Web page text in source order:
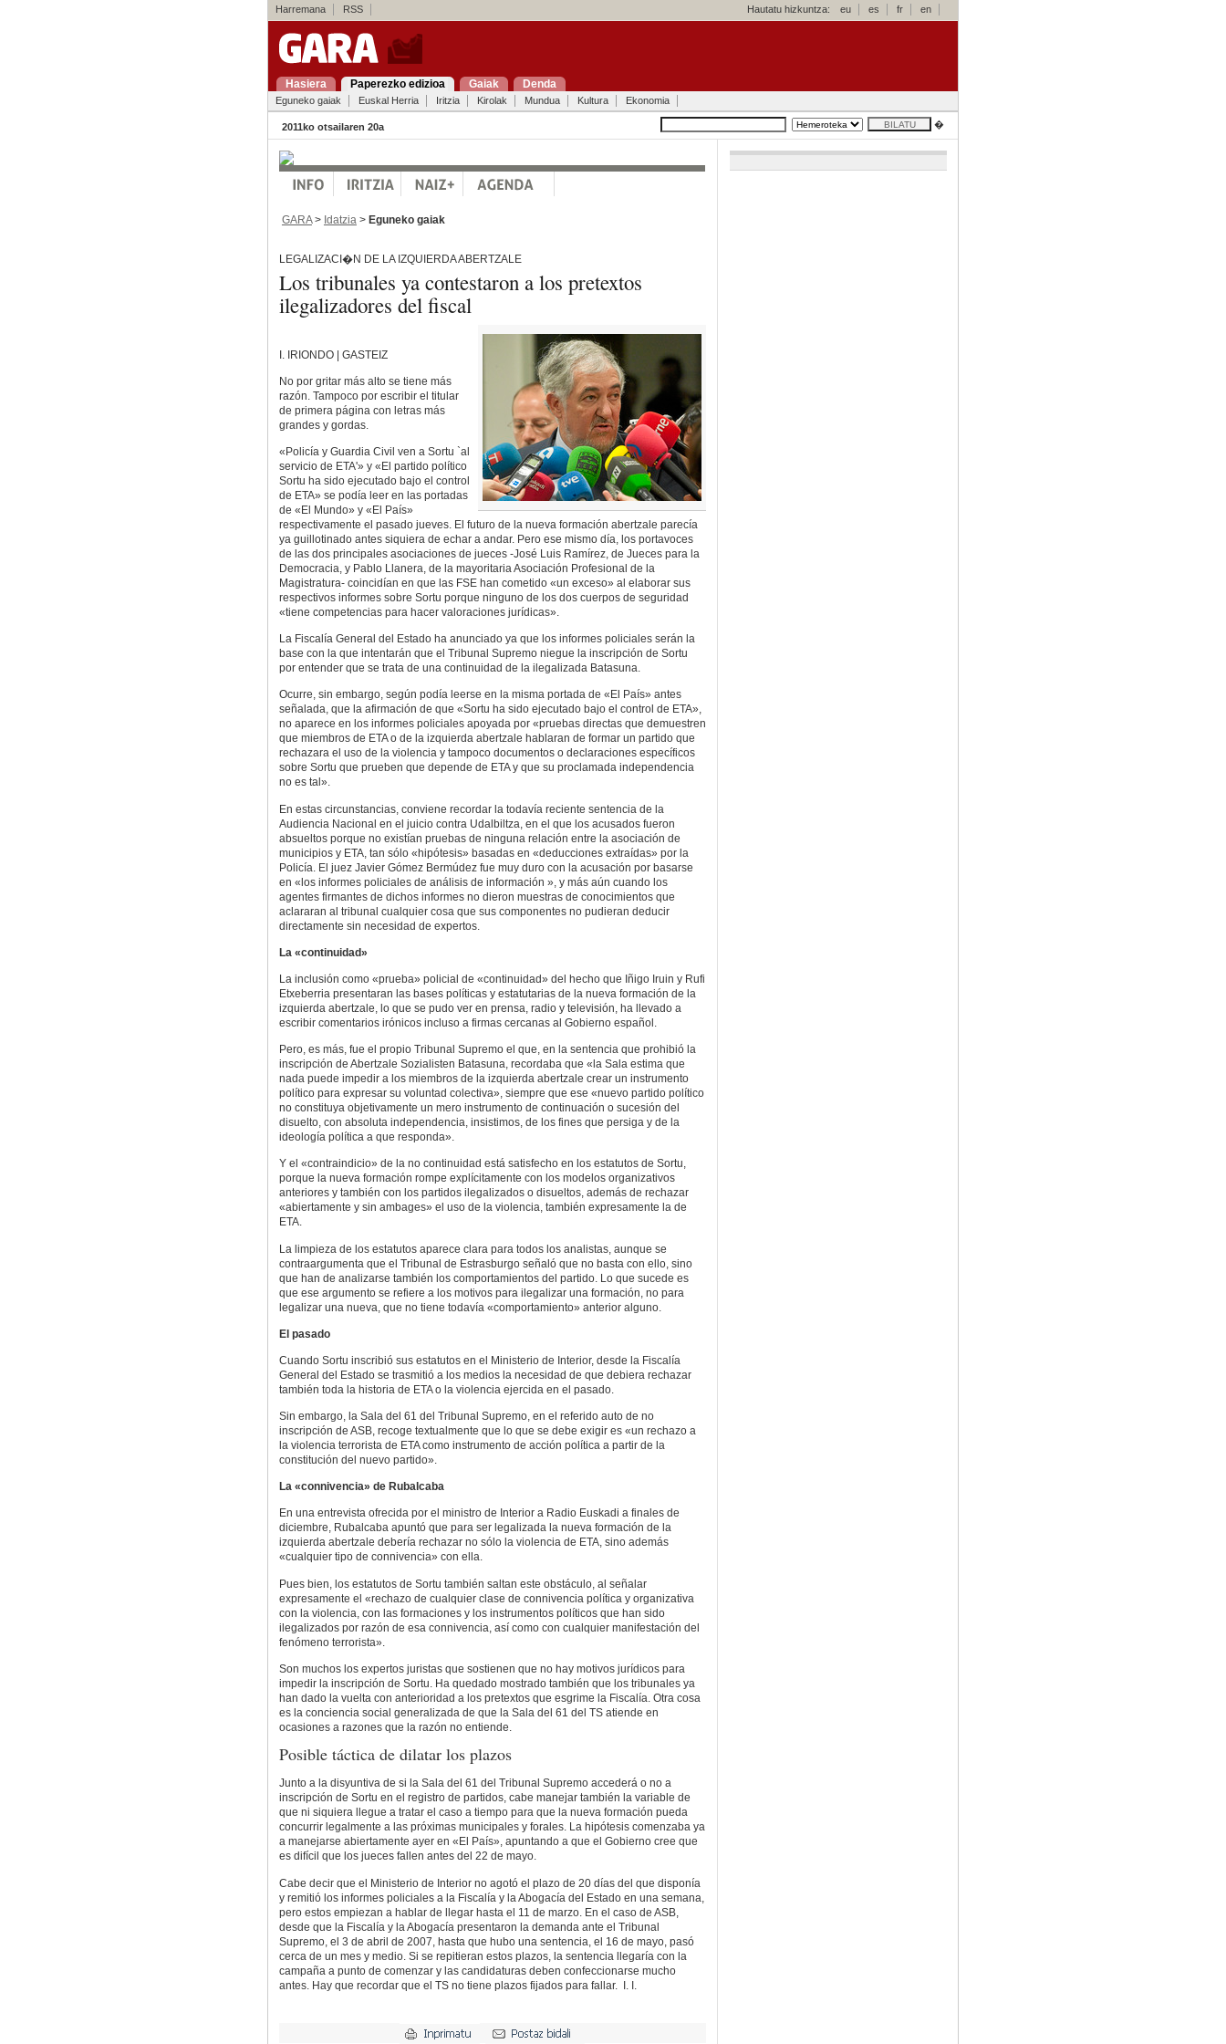
Harremana RSS Hautatu hizkuntza: eu es fr en
Hasiera Paperezko edizioa Gaiak Denda
Eguneko gaiak Euskal Herria Iritzia Kirolak Mundua Kultura Ekonomia
2011ko otsailaren 20a �
GARA> Idatzia > Eguneko gaiak
LEGALIZACI�N DE LA IZQUIERDA ABERTZALE
Los tribunales ya contestaron a los pretextos
ilegalizadores del fiscal
I. IRIONDO | GASTEIZ
No por gritar más alto se tiene más
razón. Tampoco por escribir el titular
de primera página con letras más
grandes y gordas.
«Policía y Guardia Civil ven a Sortu `al
servicio de ETA'» y «El partido político
Sortu ha sido ejecutado bajo el control
de ETA» se podía leer en las portadas
de «El Mundo» y «El País»
respectivamente el pasado jueves. El futuro de la nueva formación abertzale parecía
ya guillotinado antes siquiera de echar a andar. Pero ese mismo día, los portavoces
de las dos principales asociaciones de jueces -José Luis Ramírez, de Jueces para la
Democracia, y Pablo Llanera, de la mayoritaria Asociación Profesional de la
Magistratura- coincidían en que las FSE han cometido «un exceso» al elaborar sus
respectivos informes sobre Sortu porque ninguno de los dos cuerpos de seguridad
«tiene competencias para hacer valoraciones jurídicas».
La Fiscalía General del Estado ha anunciado ya que los informes policiales serán la
base con la que intentarán que el Tribunal Supremo niegue la inscripción de Sortu
por entender que se trata de una continuidad de la ilegalizada Batasuna.
Ocurre, sin embargo, según podía leerse en la misma portada de «El País» antes
señalada, que la afirmación de que «Sortu ha sido ejecutado bajo el control de ETA»,
no aparece en los informes policiales apoyada por «pruebas directas que demuestren
que miembros de ETA o de la izquierda abertzale hablaran de formar un partido que
rechazara el uso de la violencia y tampoco documentos o declaraciones específicos
sobre Sortu que prueben que depende de ETA y que su proclamada independencia
no es tal».
En estas circunstancias, conviene recordar la todavía reciente sentencia de la
Audiencia Nacional en el juicio contra Udalbiltza, en el que los acusados fueron
absueltos porque no existían pruebas de ninguna relación entre la asociación de
municipios y ETA, tan sólo «hipótesis» basadas en «deducciones extraídas» por la
Policía. El juez Javier Gómez Bermúdez fue muy duro con la acusación por basarse
en «los informes policiales de análisis de información », y más aún cuando los
agentes firmantes de dichos informes no dieron muestras de conocimientos que
aclararan al tribunal cualquier cosa que sus componentes no pudieran deducir
directamente sin necesidad de expertos.
La «continuidad»
La inclusión como «prueba» policial de «continuidad» del hecho que Iñigo Iruin y Rufi
Etxeberria presentaran las bases políticas y estatutarias de la nueva formación de la
izquierda abertzale, lo que se pudo ver en prensa, radio y televisión, ha llevado a
escribir comentarios irónicos incluso a firmas cercanas al Gobierno español.
Pero, es más, fue el propio Tribunal Supremo el que, en la sentencia que prohibió la
inscripción de Abertzale Sozialisten Batasuna, recordaba que «la Sala estima que
nada puede impedir a los miembros de la izquierda abertzale crear un instrumento
político para expresar su voluntad colectiva», siempre que ese «nuevo partido político
no constituya objetivamente un mero instrumento de continuación o sucesión del
disuelto, con absoluta independencia, insistimos, de los fines que persiga y de la
ideología política a que responda».
Y el «contraindicio» de la no continuidad está satisfecho en los estatutos de Sortu,
porque la nueva formación rompe explícitamente con los modelos organizativos
anteriores y también con los partidos ilegalizados o disueltos, además de rechazar
«abiertamente y sin ambages» el uso de la violencia, también expresamente la de
ETA.
La limpieza de los estatutos aparece clara para todos los analistas, aunque se
contraargumenta que el Tribunal de Estrasburgo señaló que no basta con ello, sino
que han de analizarse también los comportamientos del partido. Lo que sucede es
que ese argumento se refiere a los motivos para ilegalizar una formación, no para
legalizar una nueva, que no tiene todavía «comportamiento» anterior alguno.
El pasado
Cuando Sortu inscribió sus estatutos en el Ministerio de Interior, desde la Fiscalía
General del Estado se trasmitió a los medios la necesidad de que debiera rechazar
también toda la historia de ETA o la violencia ejercida en el pasado.
Sin embargo, la Sala del 61 del Tribunal Supremo, en el referido auto de no
inscripción de ASB, recoge textualmente que lo que se debe exigir es «un rechazo a
la violencia terrorista de ETA como instrumento de acción política a partir de la
constitución del nuevo partido».
La «connivencia» de Rubalcaba
En una entrevista ofrecida por el ministro de Interior a Radio Euskadi a finales de
diciembre, Rubalcaba apuntó que para ser legalizada la nueva formación de la
izquierda abertzale debería rechazar no sólo la violencia de ETA, sino además
«cualquier tipo de connivencia» con ella.
Pues bien, los estatutos de Sortu también saltan este obstáculo, al señalar
expresamente el «rechazo de cualquier clase de connivencia política y organizativa
con la violencia, con las formaciones y los instrumentos políticos que han sido
ilegalizados por razón de esa connivencia, así como con cualquier manifestación del
fenómeno terrorista».
Son muchos los expertos juristas que sostienen que no hay motivos jurídicos para
impedir la inscripción de Sortu. Ha quedado mostrado también que los tribunales ya
han dado la vuelta con anterioridad a los pretextos que esgrime la Fiscalía. Otra cosa
es la conciencia social generalizada de que la Sala del 61 del TS atiende en
ocasiones a razones que la razón no entiende.
Posible táctica de dilatar los plazos
Junto a la disyuntiva de si la Sala del 61 del Tribunal Supremo accederá o no a
inscripción de Sortu en el registro de partidos, cabe manejar también la variable de
que ni siquiera llegue a tratar el caso a tiempo para que la nueva formación pueda
concurrir legalmente a las próximas municipales y forales. La hipótesis comenzaba ya
a manejarse abiertamente ayer en «El País», apuntando a que el Gobierno cree que
es difícil que los jueces fallen antes del 22 de mayo.
Cabe decir que el Ministerio de Interior no agotó el plazo de 20 días del que disponía
y remitió los informes policiales a la Fiscalía y la Abogacía del Estado en una semana,
pero estos empiezan a hablar de llegar hasta el 11 de marzo. En el caso de ASB,
desde que la Fiscalía y la Abogacía presentaron la demanda ante el Tribunal
Supremo, el 3 de abril de 2007, hasta que hubo una sentencia, el 16 de mayo, pasó
cerca de un mes y medio. Si se repitieran estos plazos, la sentencia llegaría con la
campaña a punto de comenzar y las candidaturas deben confeccionarse mucho
antes. Hay que recordar que el TS no tiene plazos fijados para fallar. I. I.